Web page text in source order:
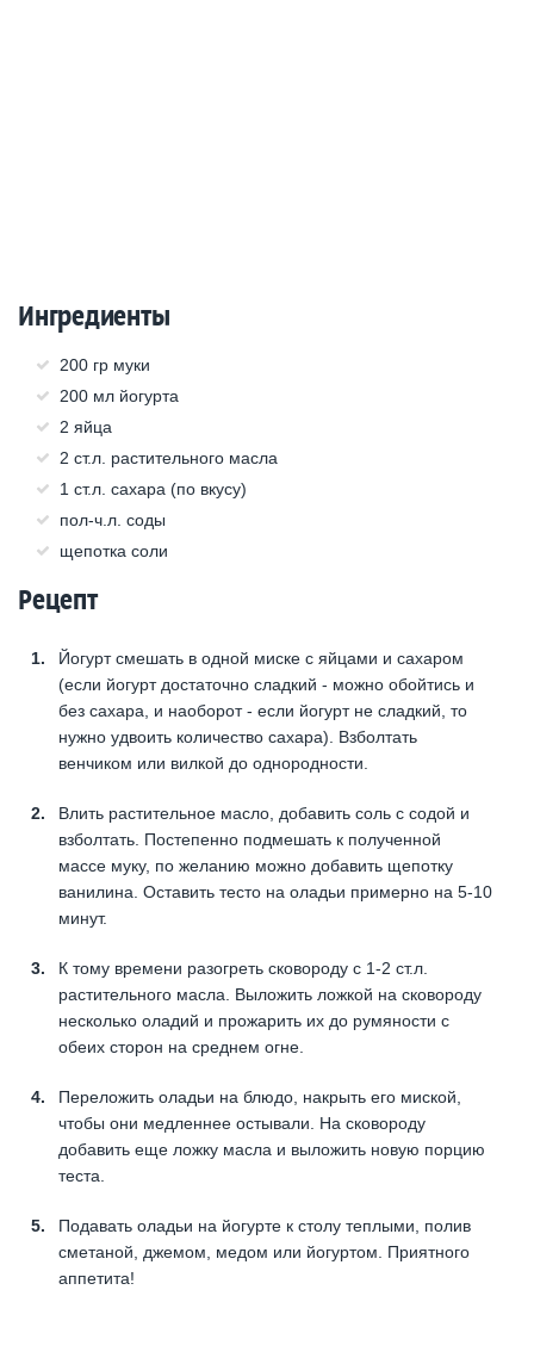
Ингредиенты
200 гр муки
200 мл йогурта
2 яйца
2 ст.л. растительного масла
1 ст.л. сахара (по вкусу)
пол-ч.л. соды
щепотка соли
Рецепт
Йогурт смешать в одной миске с яйцами и сахаром
(если йогурт достаточно сладкий - можно обойтись и
без сахара, и наоборот - если йогурт не сладкий, то
нужно удвоить количество сахара). Взболтать
венчиком или вилкой до однородности.
Влить растительное масло, добавить соль с содой и
взболтать. Постепенно подмешать к полученной
массе муку, по желанию можно добавить щепотку
ванилина. Оставить тесто на оладьи примерно на 5-10
минут.
К тому времени разогреть сковороду с 1-2 ст.л.
растительного масла. Выложить ложкой на сковороду
несколько оладий и прожарить их до румяности с
обеих сторон на среднем огне.
Переложить оладьи на блюдо, накрыть его миской,
чтобы они медленнее остывали. На сковороду
добавить еще ложку масла и выложить новую порцию
теста.
Подавать оладьи на йогурте к столу теплыми, полив
сметаной, джемом, медом или йогуртом. Приятного
аппетита!